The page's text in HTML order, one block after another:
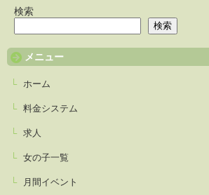
検索
検索
メニュー
ホーム
料金システム
求人
女の子一覧
月間イベント